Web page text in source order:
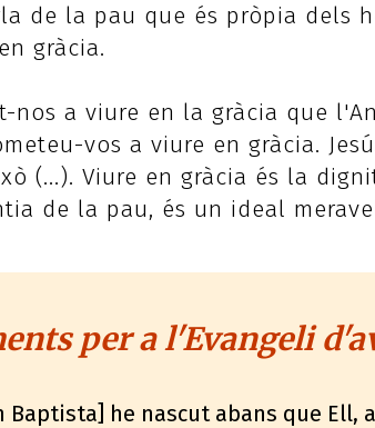
de la pau que és pròpia dels
gràcia.
nos a viure en la gràcia que
vos a viure en gràcia.
(...). Viure en gràcia és la
de la pau, és un ideal
per a l'Evangeli
Baptista] he nascut abans que Ell,